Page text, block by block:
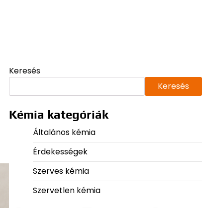
Keresés
Keresés
Kémia kategóriák
Általános kémia
Érdekességek
Szerves kémia
Szervetlen kémia